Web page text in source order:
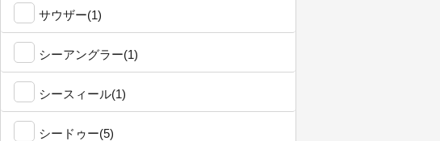
サウザー(1)
シーアングラー(1)
シースィール(1)
シードゥー(5)